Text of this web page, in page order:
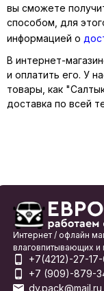
вы сможете
способом, для
информацией о
В интернет-
и оплатить его. У
товары, как
доставка по всей
Интернет / офлайн
влаговпитывающих и
+7(4212)-27-
+7 (909)-879-
dv.pack@mail.ru